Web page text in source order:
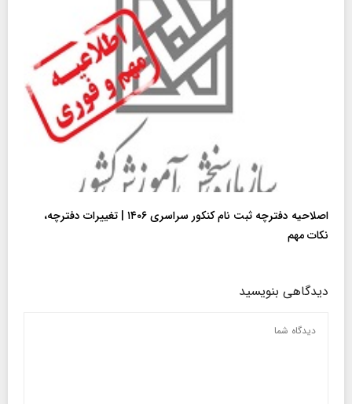
اصلاحیه دفترچه ثبت نام کنکور سراسری ۱۴۰۶ | تغییرات دفترچه،
نکات مهم
دیدگاهی بنویسید